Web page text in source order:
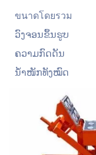
ขนาดโดยรวม
ວົງຈອນຂຶ້ນຮູບ
ຄວາມກົດດັນ
ນ້ຳໜັກທັງໝົດ